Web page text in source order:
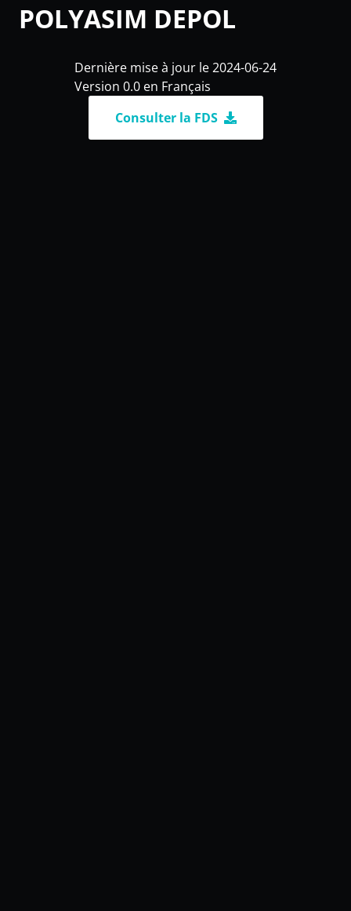
POLYASIM DEPOL
Dernière mise à jour le 2024-06-24
Version 0.0 en Français
Consulter la FDS